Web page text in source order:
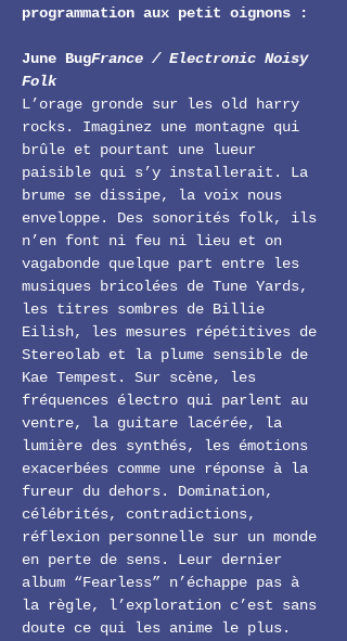
programmation aux petit oignons :
June BugFrance / Electronic Noisy
Folk
L’orage gronde sur les old harry
rocks. Imaginez une montagne qui
brûle et pourtant une lueur
paisible qui s’y installerait. La
brume se dissipe, la voix nous
enveloppe. Des sonorités folk, ils
n’en font ni feu ni lieu et on
vagabonde quelque part entre les
musiques bricolées de Tune Yards,
les titres sombres de Billie
Eilish, les mesures répétitives de
Stereolab et la plume sensible de
Kae Tempest. Sur scène, les
fréquences électro qui parlent au
ventre, la guitare lacérée, la
lumière des synthés, les émotions
exacerbées comme une réponse à la
fureur du dehors. Domination,
célébrités, contradictions,
réflexion personnelle sur un monde
en perte de sens. Leur dernier
album “Fearless” n’échappe pas à
la règle, l’exploration c’est sans
doute ce qui les anime le plus.